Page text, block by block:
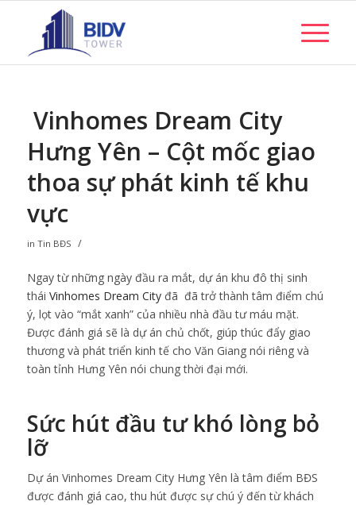
Vinhomes Dream City
Hưng Yên – Cột mốc giao
thoa sự phát kinh tế khu
vực
in Tin BĐS /
Ngay từ những ngày đầu ra mắt, dự án khu đô thị sinh
thái Vinhomes Dream Cityđã đã trở thành tâm điểm chú
ý, lọt vào “mắt xanh” của nhiều nhà đầu tư máu mặt.
Được đánh giá sẽ là dự án chủ chốt, giúp thúc đẩy giao
thương và phát triển kinh tế cho Văn Giang nói riêng và
toàn tỉnh Hưng Yên nói chung thời đại mới.
Sức hút đầu tư khó lòng bỏ
lỡ
Dự án Vinhomes Dream City Hưng Yên là tâm điểm BĐS
được đánh giá cao, thu hút được sự chú ý đến từ khách